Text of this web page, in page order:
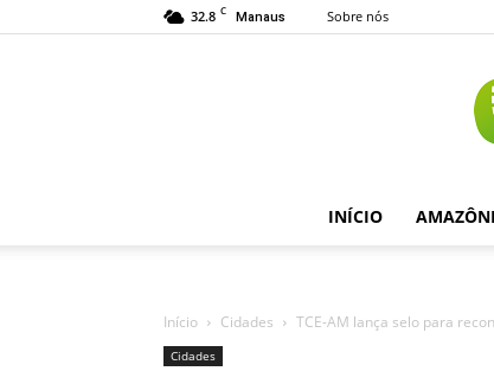
32.8 C Manaus Sobre nós
INÍCIO
Início Cidades TCE-AM lança selo para
Cidades